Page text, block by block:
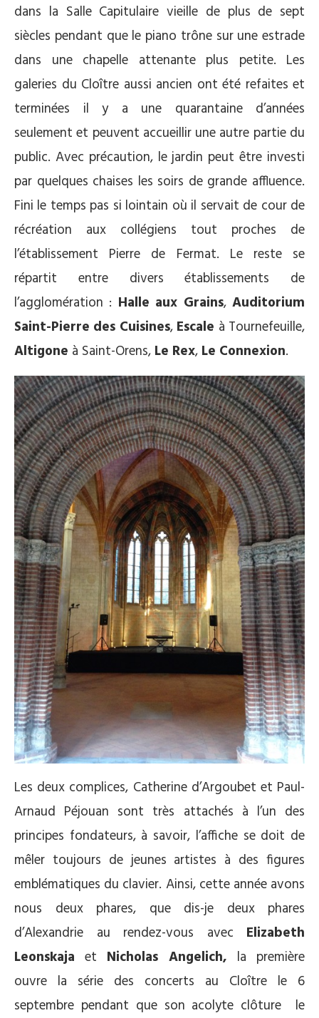
dans la Salle Capitulaire vieille de plus de sept
siècles pendant que le piano trône sur une estrade
dans une chapelle attenante plus petite. Les
galeries du Cloître aussi ancien ont été refaites et
terminées il y a une quarantaine d’années
seulement et peuvent accueillir une autre partie du
public. Avec précaution, le jardin peut être investi
par quelques chaises les soirs de grande affluence.
Fini le temps pas si lointain où il servait de cour de
récréation aux collégiens tout proches de
l’établissement Pierre de Fermat. Le reste se
répartit entre divers établissements de
l’agglomération : Halle aux Grains,Auditorium
Saint-Pierre des Cuisines, Escale à Tournefeuille,
Altigone à Saint-Orens, Le Rex, Le Connexion.
Les deux complices, Catherine d’Argoubet et Paul-
Arnaud Péjouan sont très attachés à l’un des
principes fondateurs, à savoir, l’affiche se doit de
mêler toujours de jeunes artistes à des figures
emblématiques du clavier. Ainsi, cette année avons
nous deux phares, que dis-je deux phares
d’Alexandrie au rendez-vous avec Elizabeth
Leonskaja et Nicholas Angelich, la première
ouvre la série des concerts au Cloître le 6
septembre pendant que son acolyte clôture le